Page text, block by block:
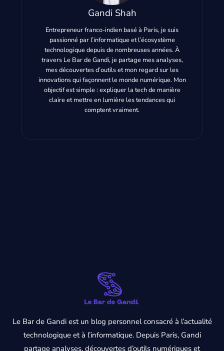
Gandi Shah
Entrepreneur franco-indien basé à Paris, je suis
passionné par l’informatique et l’écosystème
technologique depuis de nombreuses années. À
travers Le Bar de Gandi, je partage mes analyses,
mes découvertes d’outils et mon regard sur les
innovations qui façonnent le monde numérique. Mon
objectif est simple : expliquer la tech de manière
claire et mettre en lumière les tendances qui
comptent vraiment.
Le Bar de Gandi est un blog personnel consacré à l’actualité
technologique et à l’informatique. Depuis Paris, Gandi
partage analyses, découvertes d’outils numériques et